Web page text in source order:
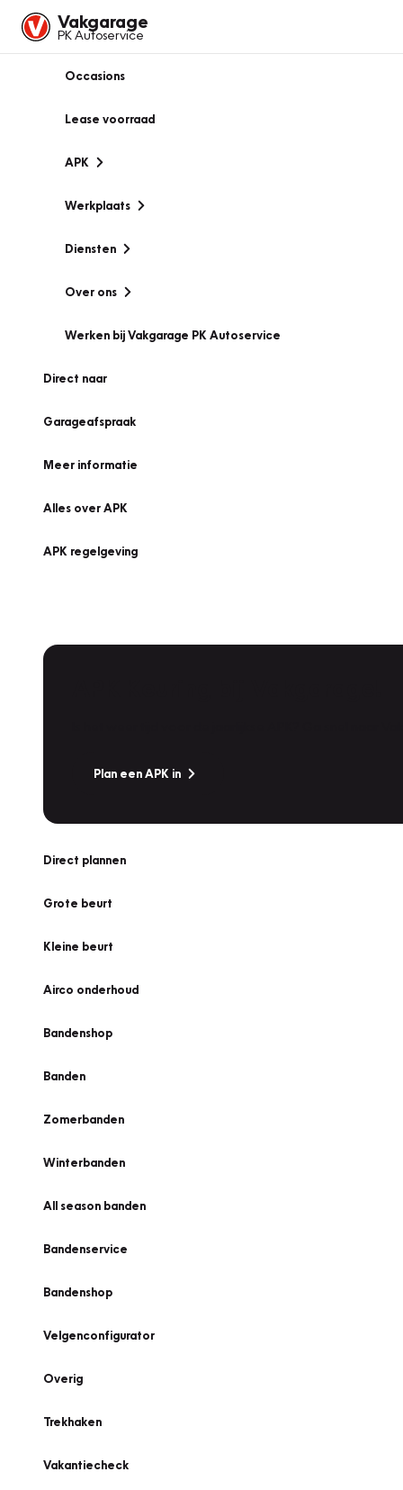
Vakgarage
PK Autoservice
Occasions
Lease voorraad
APK
Werkplaats
Diensten
Over ons
Werken bij Vakgarage PK Autoservice
Direct naar
Garageafspraak
Meer informatie
Alles over APK
APK regelgeving
Plan een APK in
Direct plannen
Grote beurt
Kleine beurt
Airco onderhoud
Bandenshop
Banden
Zomerbanden
Winterbanden
All season banden
Bandenservice
Bandenshop
Velgenconfigurator
Overig
Trekhaken
Vakantiecheck